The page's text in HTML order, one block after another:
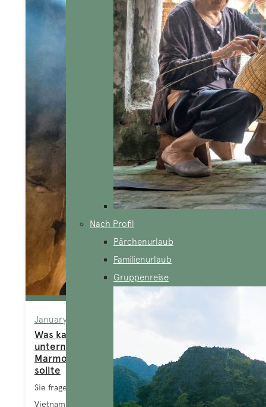
Nach Profil
Pärchenurlaub
Familienurlaub
Gruppenreise
January 6, 2025
Was kann man in Danang 2024
unternehmen? Top-Aktivitäten am
Marmorberg, die man nicht verpassen
sollte
Sie fragen sich, wie Sie den Marmorberg in Da Nang,
Vietnam, besuchen können? Dann sind Sie hier